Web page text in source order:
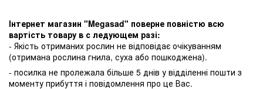
Інтернет магазин "Megasad" поверне повністю всю
вартість товару в с ледующем разі:
- Якість отриманих рослин не відповідає очікуванням
(отримана рослина гнила, суха або пошкоджена).
- посилка не пролежала більше 5 днів у відділенні пошти з
моменту прибуття і повідомлення про це Вас.